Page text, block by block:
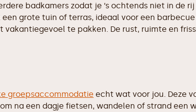
badkamers zodat je ’s ochtends niet in de
grote tuin of terras, ideaal voor een
te pakken. De rust, ruimte en
groepsaccommodatie echt wat voor jou. Deze
na een dagje fietsen, wandelen of strand een